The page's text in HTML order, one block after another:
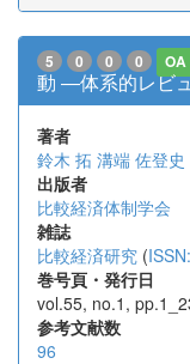
5 0 0 0 OA
動 ―体系的レビ
著者
鈴木 拓 溝端 佐登史
出版者
比較経済体制学会
雑誌
比較経済研究 (
巻号頁・発行日
vol.55, no.1,
参考文献数
96